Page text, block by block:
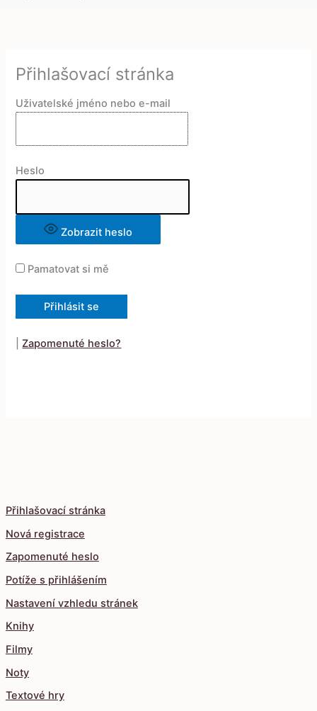
Přihlašovací stránka
Nová registrace
Zapomenuté heslo
Potíže s přihlášením
Nastavení vzhledu stránek
Knihy
Filmy
Noty
Textové hry
Přihlašovací stránka
Uživatelské jméno nebo e-mail
Heslo
Zobrazit heslo
Pamatovat si mě
|Zapomenuté heslo?